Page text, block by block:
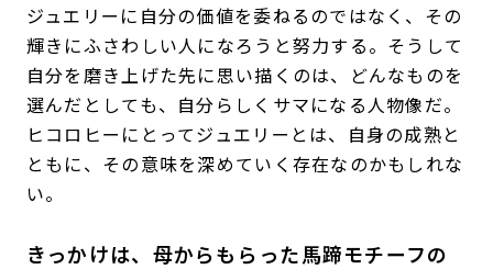
ジュエリーに自分の価値を委ねるのではなく、その
輝きにふさわしい人になろうと努力する。そうして
自分を磨き上げた先に思い描くのは、どんなものを
選んだとしても、自分らしくサマになる人物像だ。
ヒコロヒーにとってジュエリーとは、自身の成熟と
ともに、その意味を深めていく存在なのかもしれな
い。
きっかけは、母からもらった馬蹄モチーフの